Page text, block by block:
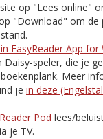
op "Lees online"
"Download" om de
EasyReader App for
speler, die je
Meer
je in deze
Pod lees/
je TV.